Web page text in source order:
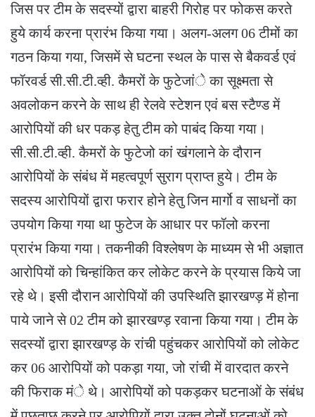
जिस पर टीम के सदस्यों द्वारा बाहरी गिरोह पर फोकस करते
हुये कार्य करना प्रारंभ किया गया। अलग-अलग 06 टीमों का
गठन किया गया, जिसमें से घटना स्थल के पास से बैकवर्ड एवं
फॉरवर्ड सी.सी.टी.व्ही. कैमरों के फुटेजांे का सूक्ष्मता से
अवलोकन करने के साथ ही रेलवे स्टेशन एवं बस स्टैण्ड में
आरोपियों की धर पकड़ हेतु टीम को पाबंद किया गया।
सी.सी.टी.व्ही. कैमरों के फुटेजो कां खंगलाने के दौरान
आरोपियों के संबंध में महत्वपूर्ण सुराग प्राप्त हुये। टीम के
सदस्य आरोपियों द्वारा फरार होने हेतु जिन मार्गो व साधनों का
उपयोग किया गया था फुटेज के आधार पर फॉलो करना
प्रारंभ किया गया। तकनीकी विश्लेषण के माध्यम से भी अज्ञात
आरोपियों को चिन्हांकित कर लोकेट करने के प्रयास किये जा
रहे थे। इसी दौरान आरोपियों की उपस्थिति झारखण्ड़ में होना
पाये जाने से 02 टीम को झारखण्ड़ रवाना किया गया। टीम के
सदस्यों द्वारा झारखण्ड़ के रांची पहुंचकर आरोपियों को लोकेट
कर 06 आरोपियों को पकड़ा गया, जो रांची में वारदात करने
की फिराक मंे थे। आरोपियों को पकड़कर घटनाओं के संबंध